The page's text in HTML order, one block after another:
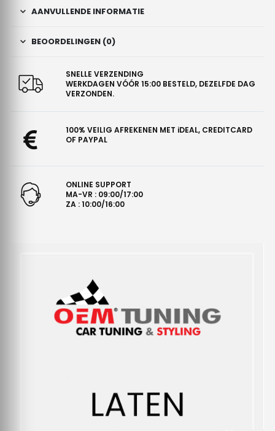
AANVULLENDE INFORMATIE
BEOORDELINGEN (0)
SNELLE VERZENDING
WERKDAGEN VÓÓR 15:00 BESTELD, DEZELFDE DAG
VERZONDEN.
100% VEILIG AFREKENEN MET iDEAL, CREDITCARD
OF PAYPAL
ONLINE SUPPORT
MA-VR : 09:00/17:00
ZA : 10:00/16:00